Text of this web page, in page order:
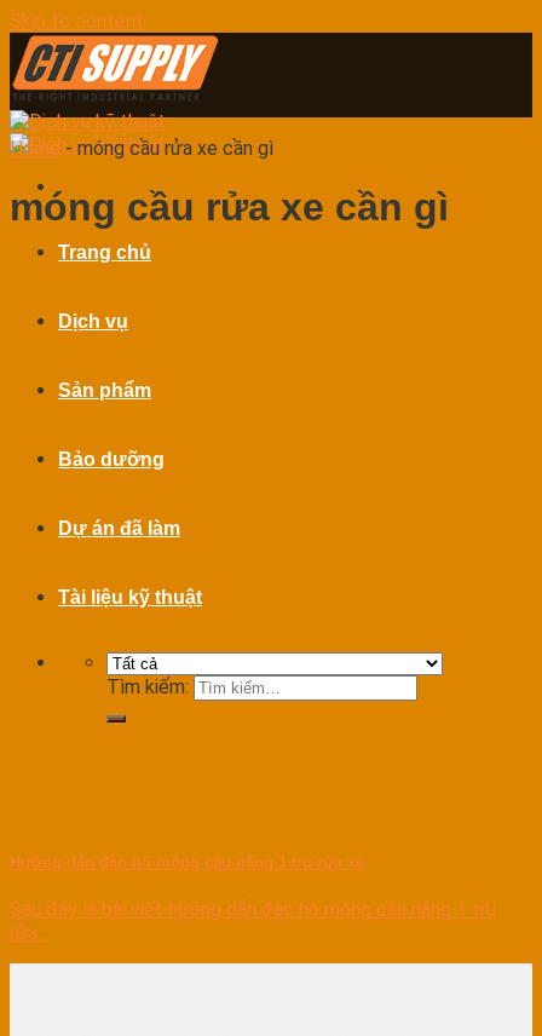
Skip to content
Trang chủ
Dịch vụ
Sản phẩm
Bảo dưỡng
Dự án đã làm
Tài liệu kỹ thuật
Tìm kiếm:
Home-móng cầu rửa xe cần gì
móng cầu rửa xe cần gì
Hướng dẫn đào hố móng cầu nâng 1 trụ rửa xe
Sau đây là bài viết hướng dẫn đào hố móng cầu nâng 1 trụ
rửa...